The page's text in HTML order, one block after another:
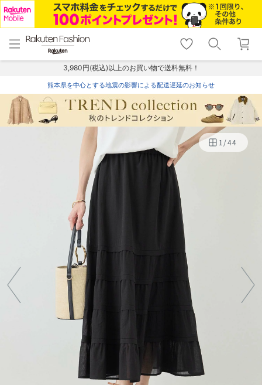
menu home
トップ
shopping_cart lock_outline
ログイン
3,980円(税込)以上のお買い物で送料無料！
熊本県を中心とする地震の影響による配送遅延のお知らせ
1/44